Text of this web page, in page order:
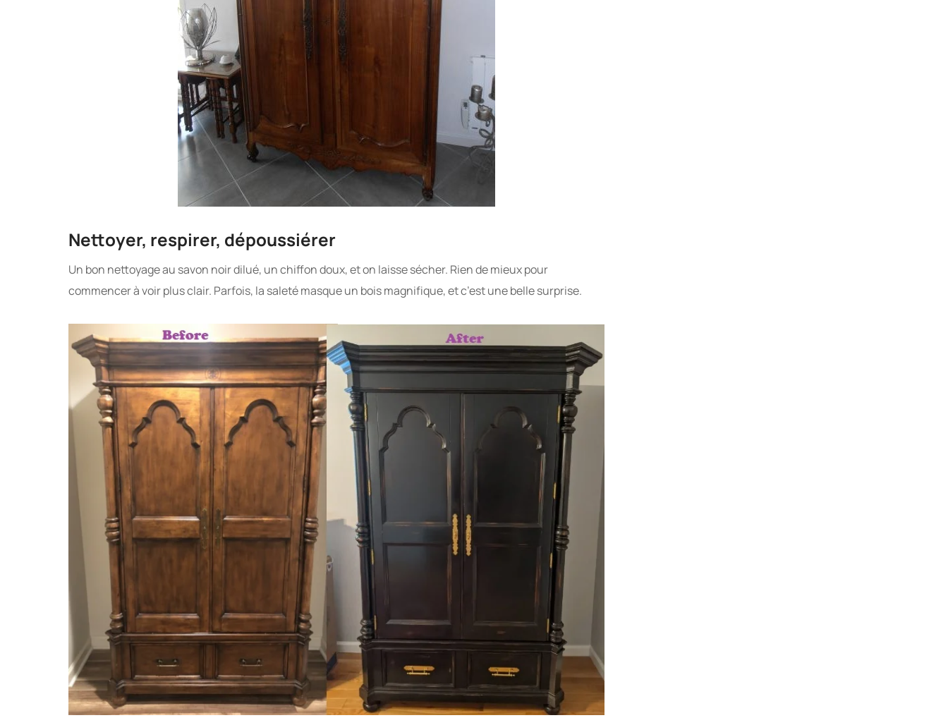
Nettoyer, respirer, dépoussiérer
Un bon nettoyage au savon noir dilué, un chiffon doux, et on laisse sécher. Rien de mieux pour
commencer à voir plus clair. Parfois, la saleté masque un bois magnifique, et c’est une belle surprise.